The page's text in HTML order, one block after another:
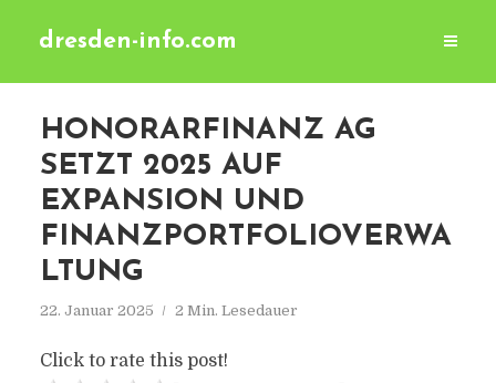
dresden-info.com
HONORARFINANZ AG
SETZT 2025 AUF
EXPANSION UND
FINANZPORTFOLIOVERWA
LTUNG
22. Januar 2025 2 Min. Lesedauer
Click to rate this post!